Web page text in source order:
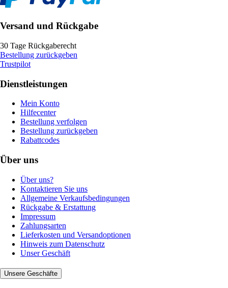
Versand und Rückgabe
30 Tage Rückgaberecht
Bestellung zurückgeben
Trustpilot
Dienstleistungen
Mein Konto
Hilfecenter
Bestellung verfolgen
Bestellung zurückgeben
Rabattcodes
Über uns
Über uns?
Kontaktieren Sie uns
Allgemeine Verkaufsbedingungen
Rückgabe & Erstattung
Impressum
Zahlungsarten
Lieferkosten und Versandoptionen
Hinweis zum Datenschutz
Unser Geschäft
Unsere Geschäfte